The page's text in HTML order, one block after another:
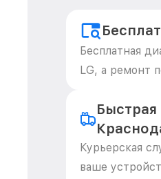
Бесплатная
LG, а ремонт
Быстрая
Курьерская
ваше